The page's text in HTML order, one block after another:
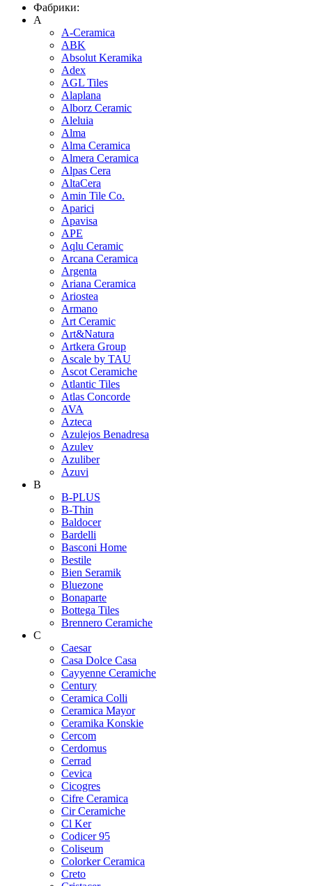
Фабрики:
A
A-Ceramica
ABK
Absolut Keramika
Adex
AGL Tiles
Alaplana
Alborz Ceramic
Aleluia
Alma
Alma Ceramica
Almera Ceramica
Alpas Cera
AltaCera
Amin Tile Co.
Aparici
Apavisa
APE
Aqlu Ceramic
Arcana Ceramica
Argenta
Ariana Ceramica
Ariostea
Armano
Art Ceramic
Art&Natura
Artkera Group
Ascale by TAU
Ascot Ceramiche
Atlantic Tiles
Atlas Concorde
AVA
Azteca
Azulejos Benadresa
Azulev
Azuliber
Azuvi
B
B-PLUS
B-Thin
Baldocer
Bardelli
Basconi Home
Bestile
Bien Seramik
Bluezone
Bonaparte
Bottega Tiles
Brennero Ceramiche
C
Caesar
Casa Dolce Casa
Cayyenne Ceramiche
Century
Ceramica Colli
Ceramica Mayor
Ceramika Konskie
Cercom
Cerdomus
Cerrad
Cevica
Cicogres
Cifre Ceramica
Cir Ceramiche
Cl Ker
Codicer 95
Coliseum
Colorker Ceramica
Creto